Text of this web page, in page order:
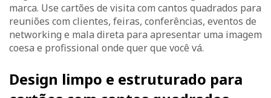
marca. Use cartões de visita com cantos quadrados para
reuniões com clientes, feiras, conferências, eventos de
networking e mala direta para apresentar uma imagem
coesa e profissional onde quer que você vá.
Design limpo e estruturado para